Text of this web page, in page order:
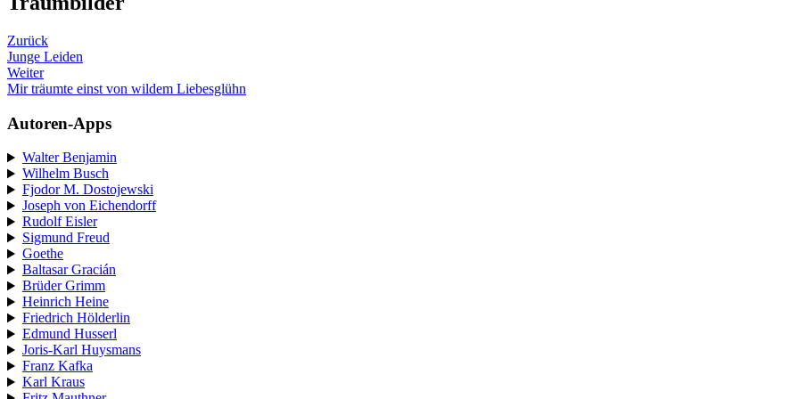
Zurück
Junge Leiden
Weiter
Mir träumte einst von wildem Liebesglühn
Autoren-Apps
Walter Benjamin
Wilhelm Busch
Fjodor M. Dostojewski
Joseph von Eichendorff
Rudolf Eisler
Sigmund Freud
Goethe
Baltasar Gracián
Brüder Grimm
Heinrich Heine
Friedrich Hölderlin
Edmund Husserl
Joris-Karl Huysmans
Franz Kafka
Karl Kraus